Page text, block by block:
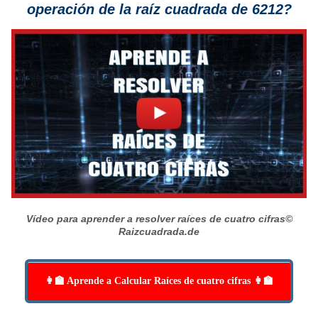
operación de la raíz cuadrada de 6212?
Vídeo para aprender a resolver raíces de cuatro cifras©
Raizcuadrada.de
👩‍🏫 Aprende a Calcular Raíces de cuatro cifras 👩‍🏫